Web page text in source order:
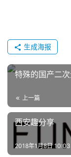
生成海报
特殊的国产二
上一篇
西安趣分享
2018年1月8日